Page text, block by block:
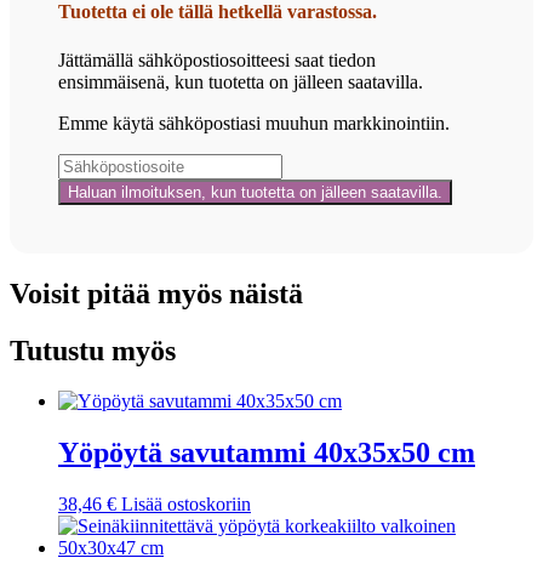
Tuotetta ei ole tällä hetkellä varastossa.
Jättämällä sähköpostiosoitteesi saat tiedon
ensimmäisenä, kun tuotetta on jälleen saatavilla.
Emme käytä sähköpostiasi muuhun markkinointiin.
Voisit pitää myös näistä
Tutustu myös
Yöpöytä savutammi 40x35x50 cm
38,46 € Lisää ostoskoriin